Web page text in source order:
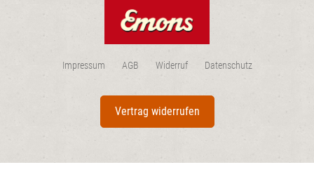
Impressum AGB Widerruf Datenschutz
Vertrag widerrufen